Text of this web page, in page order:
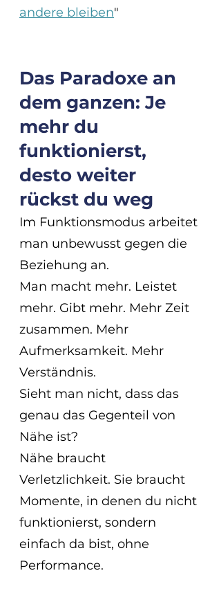
andere bleiben"
Das Paradoxe an
dem ganzen: Je
mehr du
funktionierst,
desto weiter
rückst du weg
Im Funktionsmodus arbeitet
man unbewusst gegen die
Beziehung an.
Man macht mehr. Leistet
mehr. Gibt mehr. Mehr Zeit
zusammen. Mehr
Aufmerksamkeit. Mehr
Verständnis.
Sieht man nicht, dass das
genau das Gegenteil von
Nähe ist?
Nähe braucht
Verletzlichkeit. Sie braucht
Momente, in denen du nicht
funktionierst, sondern
einfach da bist, ohne
Performance.